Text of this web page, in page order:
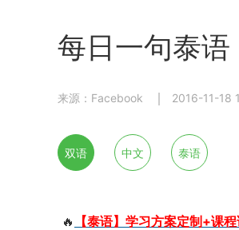
每日一句泰语
来源：Facebook 2016-11-18
双语 中文 泰语
🔥 【泰语】学习方案定制+课